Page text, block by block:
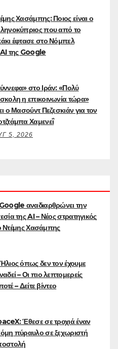
Χασάμπης: Ποιος είναι ο
που από το
έφτασε στο Νόμπελ
AI της Google
στο Ιράν: «Πολύ
η επικοινωνία τώρα»
ο Μασούντ Πεζεσκιάν για τον
Χαμενεΐ
5, 2026
αναδιαρθρώνει την
της AI – Νέος στρατηγικός
Ντέμης Χασάμπης
όπως δεν τον έχουμε
– Οι πιο λεπτομερείς
– Δείτε βίντεο
Έθεσε σε τροχιά έναν
πύραυλο σε ξεχωριστή